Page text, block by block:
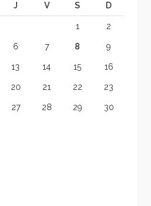
J V S D
1 2
6 7 8 9
13 14 15 16
20 21 22 23
27 28 29 30